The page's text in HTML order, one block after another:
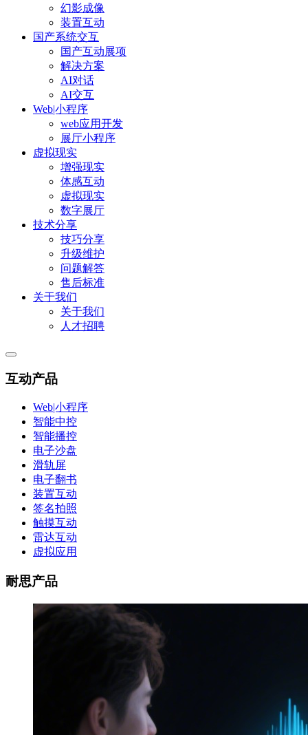
幻影成像
装置互动
国产系统交互
国产互动展项
解决方案
AI对话
AI交互
Web|小程序
web应用开发
展厅小程序
虚拟现实
增强现实
体感互动
虚拟现实
数字展厅
技术分享
技巧分享
升级维护
问题解答
售后标准
关于我们
关于我们
人才招聘
互动产品
Web|小程序
智能中控
智能播控
电子沙盘
滑轨屏
电子翻书
装置互动
签名拍照
触摸互动
雷达互动
虚拟应用
耐思产品